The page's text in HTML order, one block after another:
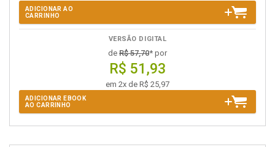
ADICIONAR AO
CARRINHO
VERSÃO DIGITAL
de R$ 57,70* por
R$ 51,93
em 2x de R$ 25,97
ADICIONAR EBOOK
AO CARRINHO